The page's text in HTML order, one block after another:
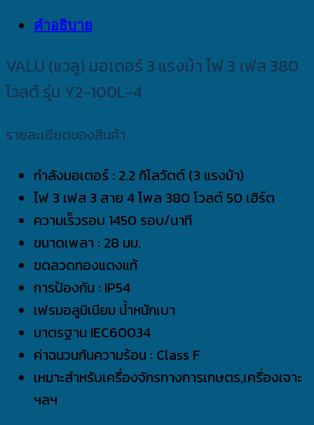
คำอธิบาย
VALU (แวลู) มอเตอร์ 3 แรงม้า ไฟ 3 เฟส 380
โวลต์ รุ่น Y2-100L-4
รายละเอียดของสินค้า
กำลังมอเตอร์ : 2.2 กิโลวัตต์ (3 แรงม้า)
ไฟ 3 เฟส 3 สาย 4 โพล 380 โวลต์ 50 เฮิร์ต
ความเร็วรอบ 1450 รอบ/นาที
ขนาดเพลา : 28 มม.
ขดลวดทองแดงแท้
การป้องกัน : IP54
เฟรมอลูมิเนียม น้ำหนักเบา
มาตรฐาน IEC60034
ค่าฉนวนกันความร้อน : Class F
เหมาะสำหรับเครื่องจักรทางการเกษตร,เครื่องเจาะ
ฯลฯ